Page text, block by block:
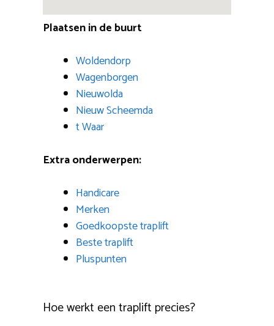
Plaatsen in de buurt
Woldendorp
Wagenborgen
Nieuwolda
Nieuw Scheemda
t Waar
Extra onderwerpen:
Handicare
Merken
Goedkoopste traplift
Beste traplift
Pluspunten
Hoe werkt een traplift precies?